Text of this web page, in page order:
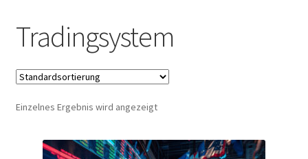
Tradingsystem
Einzelnes Ergebnis wird angezeigt